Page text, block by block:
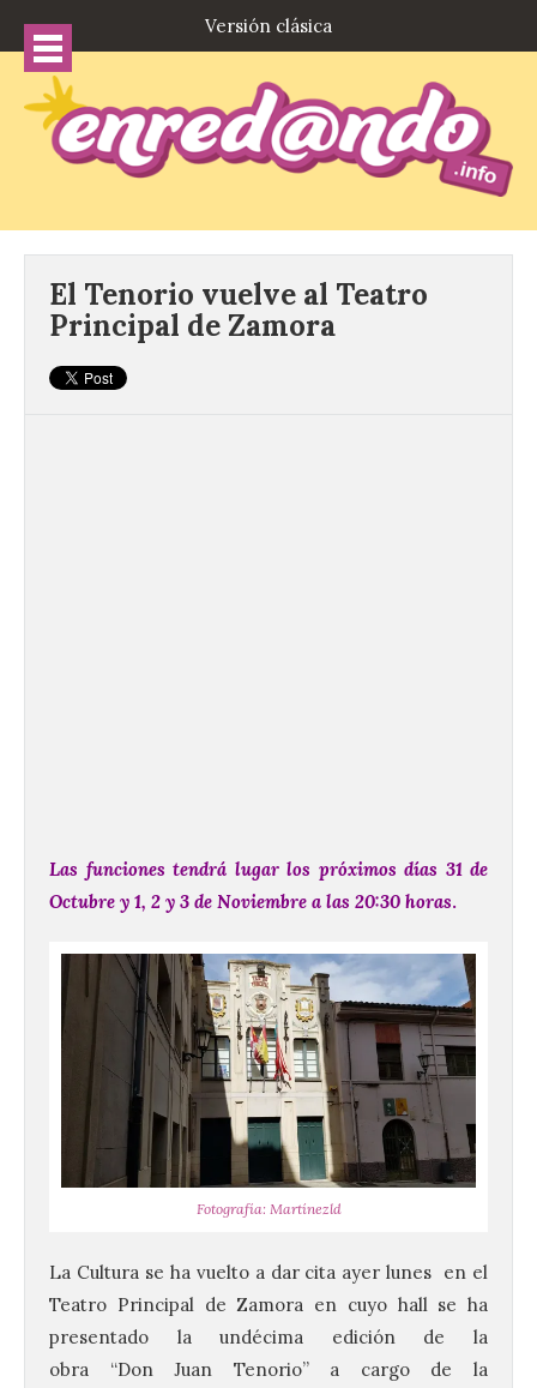
Versión clásica
El Tenorio vuelve al Teatro
Principal de Zamora
Las funciones tendrá lugar los próximos días 31 de
Octubre y 1, 2 y 3 de Noviembre a las 20:30 horas.
Fotografía: Martínezld
La Cultura se ha vuelto a dar cita ayer lunes en el
Teatro Principal de Zamora en cuyo hall se ha
presentado la undécima edición de la
obra “Don Juan Tenorio” a cargo de la